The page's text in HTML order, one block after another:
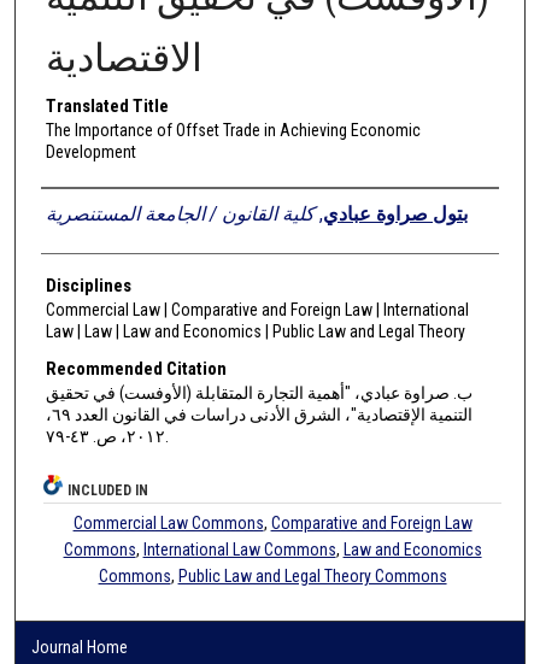
الاقتصادية
Translated Title
The Importance of Offset Trade in Achieving Economic
Development
Authors بتول صراوة عبادي,كلية القانون / الجامعة المستنصرية
Disciplines
Commercial Law | Comparative and Foreign Law | International
Law | Law | Law and Economics | Public Law and Legal Theory
Recommended Citation
ب. صراوة عبادي، "أهمية التجارة المتقابلة (الأوفست) في تحقيق
التنمية الإقتصادية"، الشرق الأدنى دراسات في القانون العدد ٦٩،
٢٠١٢، ص. ٤٣-٧٩.
INCLUDED IN
Commercial Law Commons, Comparative and Foreign Law
Commons, International Law Commons, Law and Economics
Commons, Public Law and Legal Theory Commons
Journal Home